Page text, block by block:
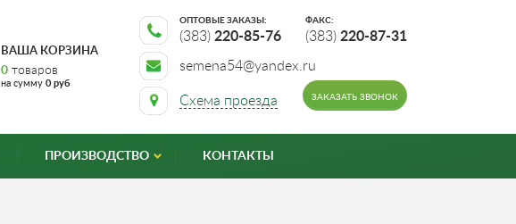
ВАША КОРЗИНА
0 товаров
на сумму 0 руб
Схема проезда
semena54@yandex.ru
ОПТОВЫЕ ЗАКАЗЫ:
(383) 220-85-76
ФАКС:
(383) 220-87-31
ЗАКАЗАТЬ ЗВОНОК
ПРОИЗВОДСТВО КОНТАКТЫ